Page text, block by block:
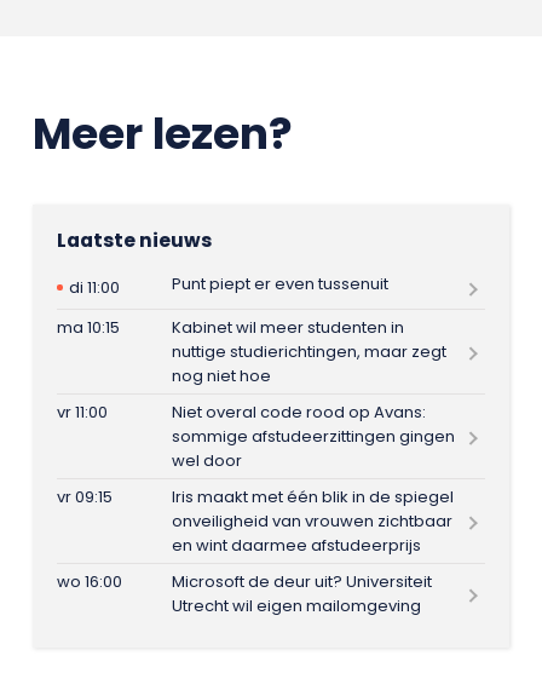
Meer lezen?
Laatste nieuws
di 11:00
Punt piept er even tussenuit
ma 10:15
Kabinet wil meer studenten in
nuttige studierichtingen, maar zegt
nog niet hoe
vr 11:00
Niet overal code rood op Avans:
sommige afstudeerzittingen gingen
wel door
vr 09:15
Iris maakt met één blik in de spiegel
onveiligheid van vrouwen zichtbaar
en wint daarmee afstudeerprijs
wo 16:00
Microsoft de deur uit? Universiteit
Utrecht wil eigen mailomgeving